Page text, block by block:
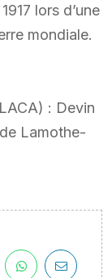
lors d’une
mondiale.
: Devin
Lamothe-